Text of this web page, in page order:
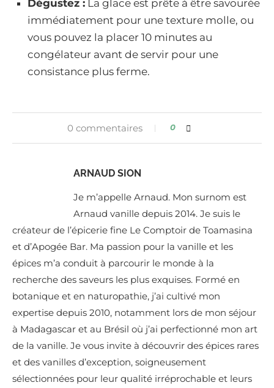
Dégustez : La glace est prête à être savourée
immédiatement pour une texture molle, ou
vous pouvez la placer 10 minutes au
congélateur avant de servir pour une
consistance plus ferme.
0 commentaires 0
ARNAUD SION
Je m’appelle Arnaud. Mon surnom est
Arnaud vanille depuis 2014. Je suis le
créateur de l’épicerie fine Le Comptoir de Toamasina
et d’Apogée Bar. Ma passion pour la vanille et les
épices m’a conduit à parcourir le monde à la
recherche des saveurs les plus exquises. Formé en
botanique et en naturopathie, j’ai cultivé mon
expertise depuis 2010, notamment lors de mon séjour
à Madagascar et au Brésil où j’ai perfectionné mon art
de la vanille. Je vous invite à découvrir des épices rares
et des vanilles d’exception, soigneusement
sélectionnées pour leur qualité irréprochable et leurs